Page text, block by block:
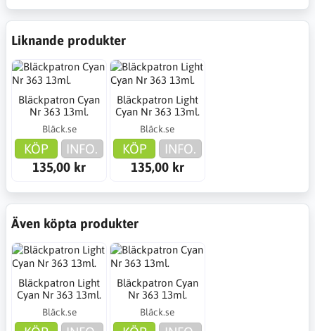
Liknande produkter
Bläckpatron Cyan
Nr 363 13ml.
Bläck.se
KÖP
INFO.
135,00 kr
Bläckpatron Light
Cyan Nr 363 13ml.
Bläck.se
KÖP
INFO.
135,00 kr
Även köpta produkter
Bläckpatron Light
Cyan Nr 363 13ml.
Bläck.se
Bläckpatron Cyan
Nr 363 13ml.
Bläck.se